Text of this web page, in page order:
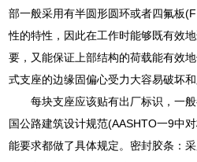
部一般采用有半圆形圆环或者四氟板
性的特性，因此在工作时能够既有效
要，又能保证上部结构的荷载能有效
式支座的边缘固偏心受力大容易破坏和
每块支座应该贴有出厂标识，一
国公路建筑设计规范(AASHTO一9中
能要求都做了具体规定。密封胶条：